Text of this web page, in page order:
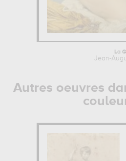
La
Jean-
Autres oeuvres